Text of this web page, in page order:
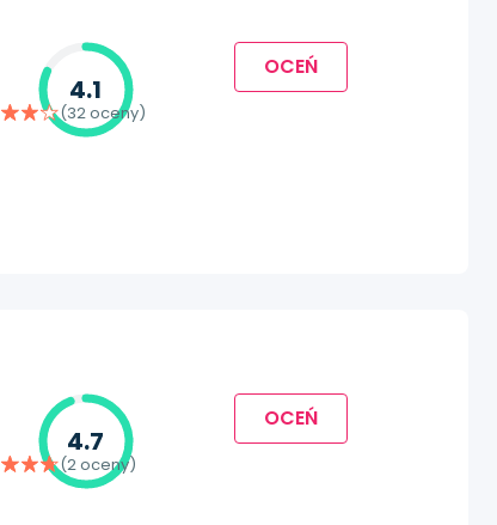
4.1
(32 oceny)
OCEŃ
4.7
(2 oceny)
OCEŃ